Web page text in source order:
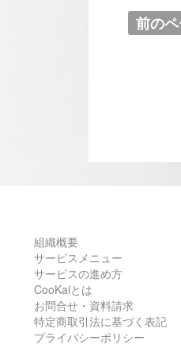
前の
組織概要
サービスメニュー
サービスの進め方
CooKaiとは
お問合せ・資料請求
特定商取引法に基づく表記
プライバシーポリシー